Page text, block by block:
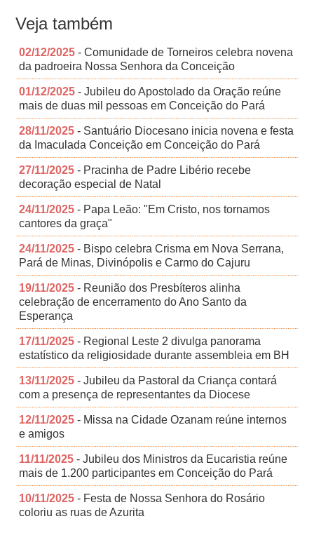
Veja também
02/12/2025 - Comunidade de Torneiros celebra novena
da padroeira Nossa Senhora da Conceição
01/12/2025 - Jubileu do Apostolado da Oração reúne
mais de duas mil pessoas em Conceição do Pará
28/11/2025 - Santuário Diocesano inicia novena e festa
da Imaculada Conceição em Conceição do Pará
27/11/2025 - Pracinha de Padre Libério recebe
decoração especial de Natal
24/11/2025 - Papa Leão: "Em Cristo, nos tornamos
cantores da graça"
24/11/2025 - Bispo celebra Crisma em Nova Serrana,
Pará de Minas, Divinópolis e Carmo do Cajuru
19/11/2025 - Reunião dos Presbíteros alinha
celebração de encerramento do Ano Santo da
Esperança
17/11/2025 - Regional Leste 2 divulga panorama
estatístico da religiosidade durante assembleia em BH
13/11/2025 - Jubileu da Pastoral da Criança contará
com a presença de representantes da Diocese
12/11/2025 - Missa na Cidade Ozanam reúne internos
e amigos
11/11/2025 - Jubileu dos Ministros da Eucaristia reúne
mais de 1.200 participantes em Conceição do Pará
10/11/2025 - Festa de Nossa Senhora do Rosário
coloriu as ruas de Azurita